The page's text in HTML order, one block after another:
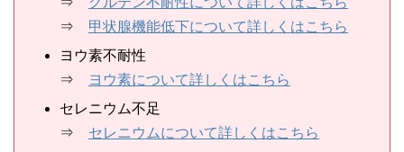
⇒ 甲状腺機能低下について詳しくはこちら
ヨウ素不耐性
⇒
ヨウ素について詳しくはこちら
セレニウム不足
⇒ セレニウムについて詳しくはこちら